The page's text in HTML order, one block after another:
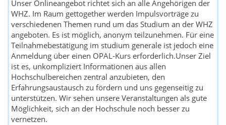
Unser Onlineangebot richtet sich an alle Angehörigen der
WHZ. Im Raum gettogether werden Impulsvorträge zu
verschiedenen Themen rund um das Studium an der WHZ
angeboten. Es ist möglich, anonym teilzunehmen. Für eine
Teilnahmebestätigung im studium generale ist jedoch eine
Anmeldung über einen OPAL-Kurs erforderlich.Unser Ziel
ist es, unkompliziert Informationen aus allen
Hochschulbereichen zentral anzubieten, den
Erfahrungsaustausch zu fördern und uns gegenseitig zu
unterstützen. Wir sehen unsere Veranstaltungen als gute
Möglichkeit, sich an der Hochschule noch besser zu
vernetzen.